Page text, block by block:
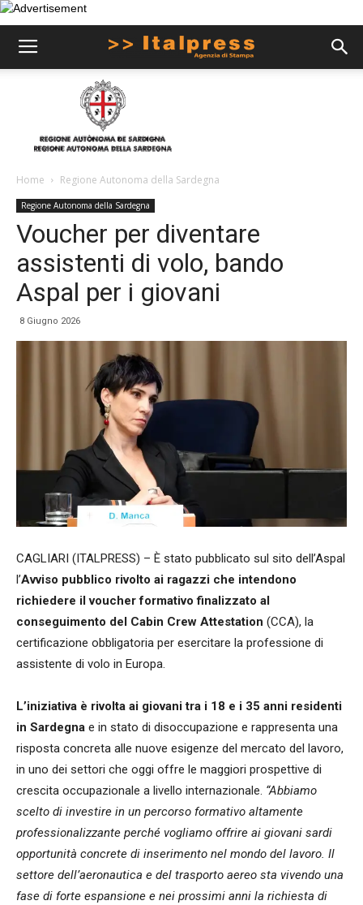
Home Regione Autonoma della Sardegna
Regione Autonoma della Sardegna
Voucher per diventare
assistenti di volo, bando
Aspal per i giovani
8 Giugno 2026
CAGLIARI (ITALPRESS) – È stato pubblicato sul sito dell’Aspal
l’Avviso pubblico rivolto ai ragazzi che intendono
richiedere il voucher formativo finalizzato al
conseguimento del Cabin Crew Attestation (CCA), la
certificazione obbligatoria per esercitare la professione di
assistente di volo in Europa.
L’iniziativa è rivolta ai giovani tra i 18 e i 35 anni residenti
in Sardegna e in stato di disoccupazione e rappresenta una
risposta concreta alle nuove esigenze del mercato del lavoro,
in uno dei settori che oggi offre le maggiori prospettive di
crescita occupazionale a livello internazionale. “Abbiamo
scelto di investire in un percorso formativo altamente
professionalizzante perché vogliamo offrire ai giovani sardi
opportunità concrete di inserimento nel mondo del lavoro. Il
settore dell’aeronautica e del trasporto aereo sta vivendo una
fase di forte espansione e nei prossimi anni la richiesta di